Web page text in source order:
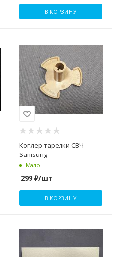
В КОРЗИНУ
Коплер тарелки СВЧ
Samsung
Мало
299₽/шт
В КОРЗИНУ